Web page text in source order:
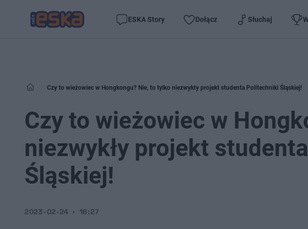
ESKA Story Dołącz Słuchaj
Czy to wieżowiec w Hongkongu? Nie, to tylko niezwykły projekt studenta Politechniki Śląskiej!
Czy to wieżowiec w
niezwykły projekt
Śląskiej!
2023-02-24 16:27